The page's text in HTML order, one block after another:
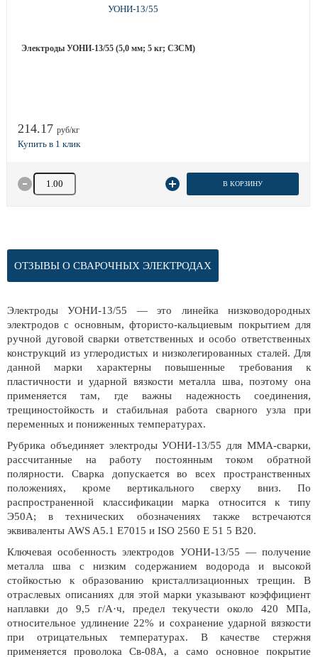
Электроды УОНИ-13/55 (5,0 мм; 5 кг; СЗСМ)
214.17 руб/кг
Количество товара В КОРЗИНУ
ОТЗЫВЫ О СВАРОЧНЫХ ЭЛЕКТРОДАХ
Электроды УОНИ-13/55 — это линейка низководородных
электродов с основным, фтористо-кальциевым покрытием для
ручной дуговой сварки ответственных и особо ответственных
конструкций из углеродистых и низколегированных сталей. Для
данной марки характерны повышенные требования к
пластичности и ударной вязкости металла шва, поэтому она
применяется там, где важны надежность соединения,
трещиностойкость и стабильная работа сварного узла при
переменных и пониженных температурах.
Рубрика объединяет электроды УОНИ-13/55 для MMA-сварки,
рассчитанные на работу постоянным током обратной
полярности. Сварка допускается во всех пространственных
положениях, кроме вертикального сверху вниз. По
распространенной классификации марка относится к типу
Э50А; в технических обозначениях также встречаются
эквиваленты AWS A5.1 E7015 и ISO 2560 E 51 5 B20.
Ключевая особенность электродов УОНИ-13/55 — получение
металла шва с низким содержанием водорода и высокой
стойкостью к образованию кристаллизационных трещин. В
отраслевых описаниях для этой марки указывают коэффициент
наплавки до 9,5 г/А·ч, предел текучести около 420 МПа,
относительное удлинение 22% и сохранение ударной вязкости
при отрицательных температурах. В качестве стержня
применяется проволока Св-08А, а само основное покрытие